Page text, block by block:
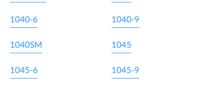
1040-6 1040-9
1040SM 1045
1045-6 1045-9